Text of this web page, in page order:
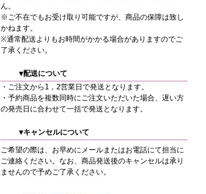
ん。
※ご不在でもお受け取り可能ですが、商品の保障は致し
かねます。
※通常配送よりもお時間がかかる場合がありますのでご
了承ください。
▼配送について
・ご注文から1，2営業日で発送となります。
・予約商品を複数同時にご注文いただいた場合、遅い方
の発売日に合わせて一括で発送となります。
▼キャンセルについて
ご希望の際は、お早めにメールまたはお電話にて担当に
ご連絡ください。なお、商品発送後のキャンセルは承り
ませんので予めご了承ください。